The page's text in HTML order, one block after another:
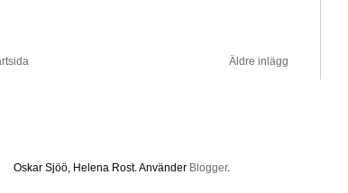
Äldre inlägg
Oskar Sjöö, Helena Rost. Använder Blogger.